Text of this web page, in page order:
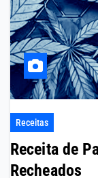
Receitas
Receita de
Recheados